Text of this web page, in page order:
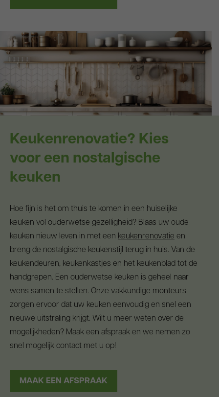
Keukenrenovatie? Kies
voor een nostalgische
keuken
Hoe fijn is het om thuis te komen in een huiselijke
keuken vol ouderwetse gezelligheid? Blaas uw oude
keuken nieuw leven in met een keukenrenovatie en
breng de nostalgische keukenstijl terug in huis. Van de
keukendeuren, keukenkastjes en het keukenblad tot de
handgrepen. Een ouderwetse keuken is geheel naar
wens samen te stellen. Onze vakkundige monteurs
zorgen ervoor dat uw keuken eenvoudig en snel een
nieuwe uitstraling krijgt. Wilt u meer weten over de
mogelijkheden? Maak een afspraak en we nemen zo
snel mogelijk contact met u op!
MAAK EEN AFSPRAAK